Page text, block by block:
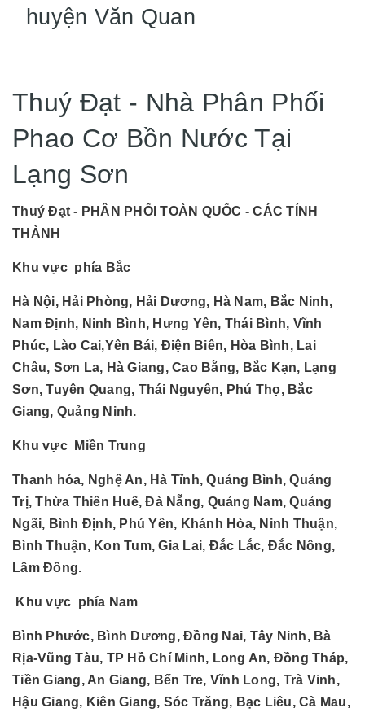
huyện Văn Quan
Thuý Đạt - Nhà Phân Phối
Phao Cơ Bồn Nước Tại
Lạng Sơn
Thuý Đạt - PHÂN PHỐI TOÀN QUỐC - CÁC TỈNH
THÀNH
Khu vực phía Bắc
Hà Nội, Hải Phòng, Hải Dương, Hà Nam, Bắc Ninh,
Nam Định, Ninh Bình, Hưng Yên, Thái Bình, Vĩnh
Phúc, Lào Cai,Yên Bái, Điện Biên, Hòa Bình, Lai
Châu, Sơn La, Hà Giang, Cao Bằng, Bắc Kạn, Lạng
Sơn, Tuyên Quang, Thái Nguyên, Phú Thọ, Bắc
Giang, Quảng Ninh.
Khu vực Miền Trung
Thanh hóa, Nghệ An, Hà Tĩnh, Quảng Bình, Quảng
Trị, Thừa Thiên Huế, Đà Nẵng, Quảng Nam, Quảng
Ngãi, Bình Định, Phú Yên, Khánh Hòa, Ninh Thuận,
Bình Thuận, Kon Tum, Gia Lai, Đắc Lắc, Đắc Nông,
Lâm Đồng.
Khu vực phía Nam
Bình Phước, Bình Dương, Đồng Nai, Tây Ninh, Bà
Rịa-Vũng Tàu, TP Hồ Chí Minh, Long An, Đồng Tháp,
Tiền Giang, An Giang, Bến Tre, Vĩnh Long, Trà Vinh,
Hậu Giang, Kiên Giang, Sóc Trăng, Bạc Liêu, Cà Mau,